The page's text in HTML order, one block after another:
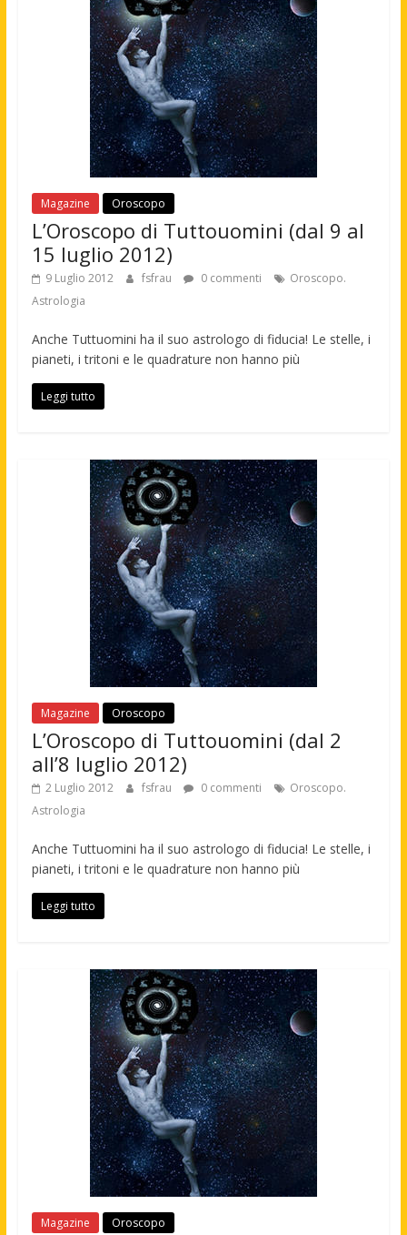
Magazine Oroscopo
L’Oroscopo di Tuttouomini (dal 9 al
15 luglio 2012)
9 Luglio 2012 fsfrau 0 commenti
Oroscopo.
Astrologia
Anche Tuttuomini ha il suo astrologo di fiducia! Le stelle, i
pianeti, i tritoni e le quadrature non hanno più
Leggi tutto
Magazine Oroscopo
L’Oroscopo di Tuttouomini (dal 2
all’8 luglio 2012)
2 Luglio 2012 fsfrau 0 commenti
Oroscopo.
Astrologia
Anche Tuttuomini ha il suo astrologo di fiducia! Le stelle, i
pianeti, i tritoni e le quadrature non hanno più
Leggi tutto
Magazine Oroscopo